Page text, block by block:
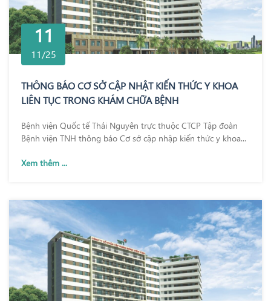
11
11/25
THÔNG BÁO CƠ SỞ CẬP NHẬT KIẾN THỨC Y KHOA
LIÊN TỤC TRONG KHÁM CHỮA BỆNH
Bệnh viện Quốc tế Thái Nguyên trực thuộc CTCP Tập đoàn
Bệnh viện TNH thông báo Cơ sở cập nhập kiến thức y khoa...
Xem thêm ...